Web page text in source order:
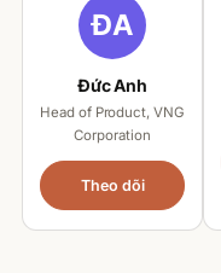
Đức Anh
Head of Product, VNG
Corporation
Theo dõi